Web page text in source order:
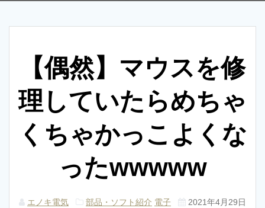
【偶然】マウスを修
理していたらめちゃ
くちゃかっこよくな
ったwwwww
エノキ電気 部品・ソフト紹介 電子
2021年4月29日